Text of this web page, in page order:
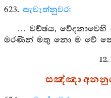
623. සැවැත්නුවර:
… වච්ඡය,
මරණින් මතු නො ම වේ
12.
සඤ්ඤා